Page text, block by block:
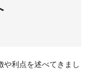
や利点を述べてきまし